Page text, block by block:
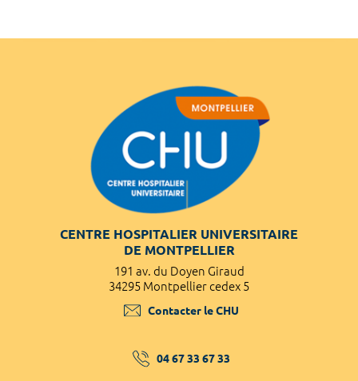
CENTRE HOSPITALIER UNIVERSITAIRE
DE MONTPELLIER
191 av. du Doyen Giraud
34295 Montpellier cedex 5
Contacter le CHU
04 67 33 67 33